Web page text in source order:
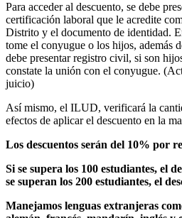
Para acceder al descuento, se debe
certificación laboral que le acredite
Distrito y el documento de identidad.
tome el conyugue o los hijos, además
debe presentar registro civil, si son
constate la unión con el conyugue.
juicio)
Así mismo, el ILUD, verificará la
efectos de aplicar el descuento en la
Los descuentos serán del 10% por
Si se supera los 100 estudiantes, el
se superan los 200 estudiantes, el
Manejamos lenguas extranjeras